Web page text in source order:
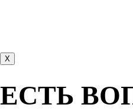
X
ЕСТЬ